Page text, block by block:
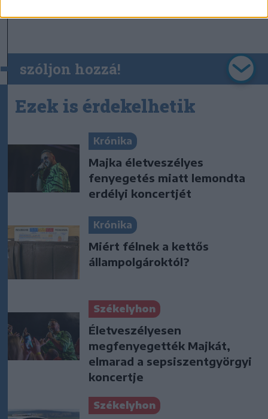
szóljon hozzá!
Ezek is érdekelhetik
Krónika
Majka életveszélyes
fenyegetés miatt lemondta
erdélyi koncertjét
Krónika
Miért félnek a kettős
állampolgároktól?
Székelyhon
Életveszélyesen
megfenyegették Majkát,
elmarad a sepsiszentgyörgyi
koncertje
Székelyhon